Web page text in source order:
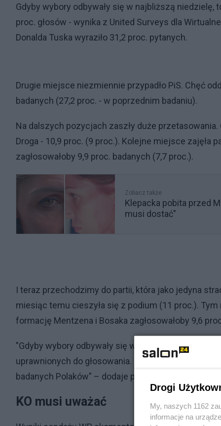
Gdyby wybory odbywały się w najbliższą niedzielę,
proc. głosów - wynika z United Surveys dla
Donalda Tuska wyraziło 31,2 proc. pytanych.
Drugie miejsce niezmiennie przypadło PiS. Chęć
badanych (27,2 proc. - w poprzednim badaniu).
Na dalszych pozycjach zaszły duże
Droga - 10,9 proc. (9 proc.). Kolejne miejsce zajęła
zagłosowałoby 9,9 proc. badanych (7,7 proc.).
Zobacz także
Klepacka pobita przed
musi dostać"
I teraz przechodzimy do partii, która jako jedyna
miesiąc temu cieszyła się z podium (11 proc.).
formację Mentzena i Bosaka zagłosowałoby 9,6
"Gdyby wybory odbywały się w najbliższą niedzielę,
uprawnionych do głosowania. 'Na pewno' wzięłoby
badanych Polaków" – dodaje portal.
KO musi uważać
Drogi
My, naszych 1162
informacje na